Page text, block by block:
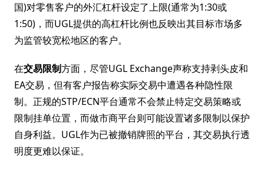
国)对零售客户的外汇杠杆设定了上限(通常为1:30或
1:50)，而UGL提供的高杠杆比例也反映出其目标市场多
为监管较宽松地区的客户。
在交易限制方面，尽管UGL Exchange声称支持剥头皮和
EA交易，但有客户报告称实际交易中遭遇各种隐性限
制。正规的STP/ECN平台通常不会禁止特定交易策略或
限制挂单位置，而做市商平台则可能设置诸多限制以保护
自身利益。UGL作为已被撤销牌照的平台，其交易执行透
明度更难以保证。